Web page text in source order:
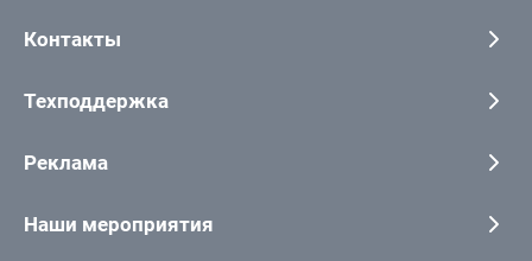
Контакты
Техподдержка
Реклама
Наши мероприятия